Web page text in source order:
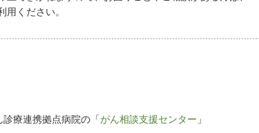
ください。
療連携拠点病院の「がん相談支援センター 」